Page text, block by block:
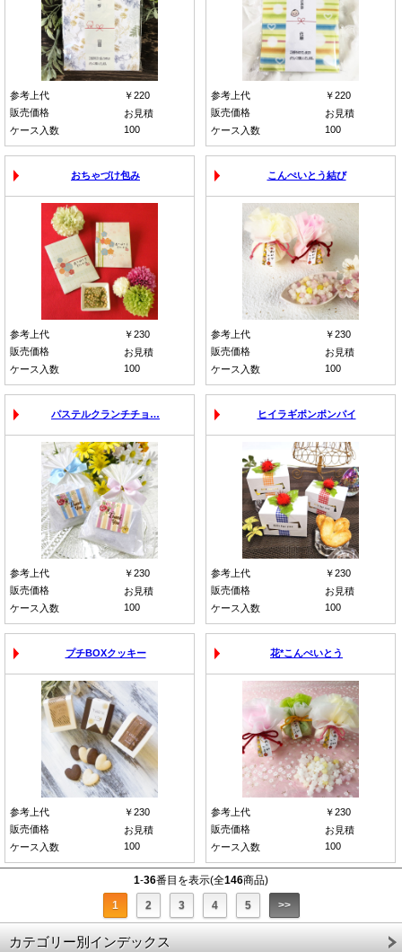
参考上代
￥220
販売価格
お見積
ケース入数
100
参考上代
￥220
販売価格
お見積
ケース入数
100
おちゃづけ包み
参考上代
￥230
販売価格
お見積
ケース入数
100
こんぺいとう結び
参考上代
￥230
販売価格
お見積
ケース入数
100
パステルクランチチョ…
参考上代
￥230
販売価格
お見積
ケース入数
100
ヒイラギポンポンパイ
参考上代
￥230
販売価格
お見積
ケース入数
100
プチBOXクッキー
参考上代
￥230
販売価格
お見積
ケース入数
100
花*こんぺいとう
参考上代
￥230
販売価格
お見積
ケース入数
100
1-36番目を表示(全146商品)
1
2 3 4 5 >>
カテゴリー別インデックス